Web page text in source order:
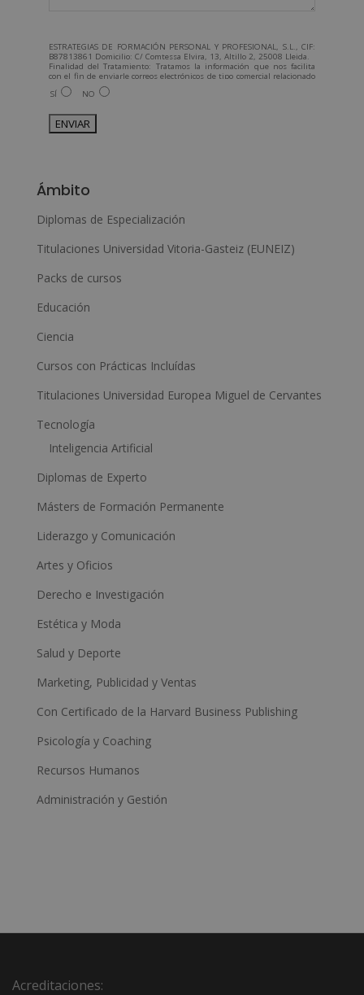
ESTRATEGIAS DE FORMACIÓN PERSONAL Y PROFESIONAL, S.L., CIF:
B87813861 Domicilio: C/ Comtessa Elvira, 13, Altillo 2, 25008 Lleida.
Finalidad del Tratamiento: Tratamos la información que nos facilita
con el fin de enviarle correos electrónicos de tipo comercial relacionado
con los productos ofrecidos y otros tipo de productos que fueran de su
interés.
Derechos: Puede ejercitar sus derechos identificándose
suficientemente, dirigiéndose a la dirección admin@grupoesneca.com.
Para más información consulte nuestra Política de Privacidad.
SÍ NO
t
e
t
i
Ámbito
Diplomas de Especialización
Titulaciones Universidad Vitoria-Gasteiz (EUNEIZ)
Packs de cursos
Educación
Ciencia
Cursos con Prácticas Incluídas
Titulaciones Universidad Europea Miguel de Cervantes
Tecnología
Inteligencia Artificial
Diplomas de Experto
Másters de Formación Permanente
Liderazgo y Comunicación
Artes y Oficios
Derecho e Investigación
Estética y Moda
Salud y Deporte
Marketing, Publicidad y Ventas
Con Certificado de la Harvard Business Publishing
Psicología y Coaching
Recursos Humanos
Administración y Gestión
Acreditaciones: